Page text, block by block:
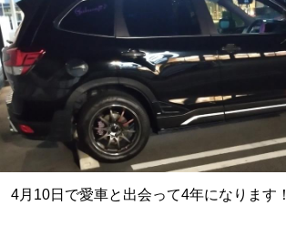
4月10日で愛車と出会って4年になります！